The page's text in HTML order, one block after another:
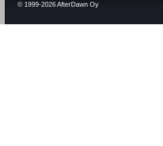
© 1999-2026 AfterDawn Oy